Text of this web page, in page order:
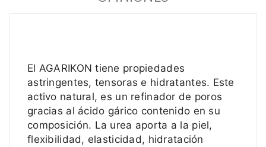
El AGARIKON tiene propiedades
astringentes, tensoras e hidratantes. Este
activo natural, es un refinador de poros
gracias al ácido gárico contenido en su
composición. La urea aporta a la piel,
flexibilidad, elasticidad, hidratación